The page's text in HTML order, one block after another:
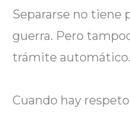
Separarse no tiene
guerra. Pero
trámite automático.
Cuando hay